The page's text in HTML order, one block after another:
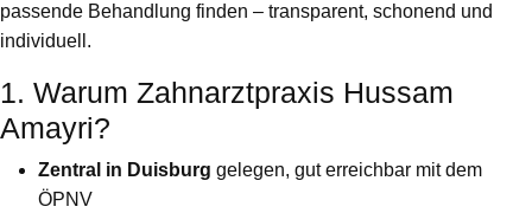
passende Behandlung finden – transparent, schonend und
individuell.
1. Warum Zahnarztpraxis Hussam
Amayri?
Zentral in Duisburg gelegen, gut erreichbar mit dem
ÖPNV